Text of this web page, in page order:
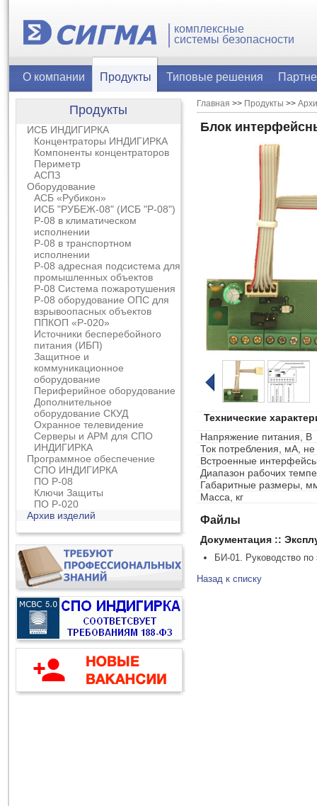
комплексные
системы безопасности
О компании Продукты Типовые решения
Продукты
ИСБ ИНДИГИРКА
Концентраторы ИНДИГИРКА
Компоненты концентраторов
Периметр
АСПЗ
Оборудование
АСБ «Рубикон»
ИСБ "РУБЕЖ-08" (ИСБ "Р-08")
Р-08 в климатическом
исполнении
Р-08 в транспортном
исполнении
Р-08 адресная подсистема для
промышленных объектов
Р-08 Система пожаротушения
Р-08 оборудование ОПС для
взрывоопасных объектов
ППКОП «Р-020»
Источники бесперебойного
питания (ИБП)
Защитное и
коммуникационное
оборудование
Периферийное оборудование
Дополнительное
оборудование СКУД
Охранное телевидение
Серверы и АРМ для СПО
ИНДИГИРКА
Программное обеспечение
СПО ИНДИГИРКА
ПО Р-08
Ключи Защиты
ПО Р-020
Архив изделий
Главная >> Продукты >>
Блок
Технические
Напряжение питания, В
Ток потребления, мА,
Встроенные
Диапазон рабочих
Габаритные размеры,
Масса, кг
Файлы
Документация ::
БИ-01. Руководство
Назад к списку